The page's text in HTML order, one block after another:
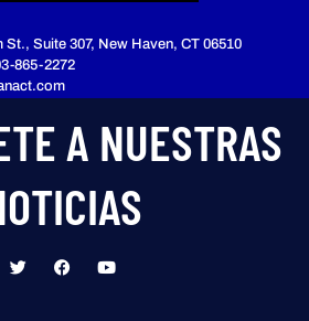
Suite 307, New Haven, CT 06510
865-2272
A NUESTRAS